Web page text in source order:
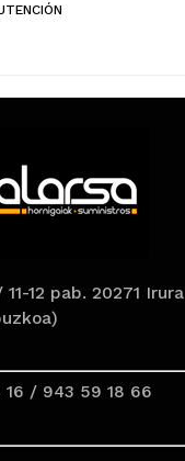
12 pab. 20271 Irura
16 / 943 59 18 66